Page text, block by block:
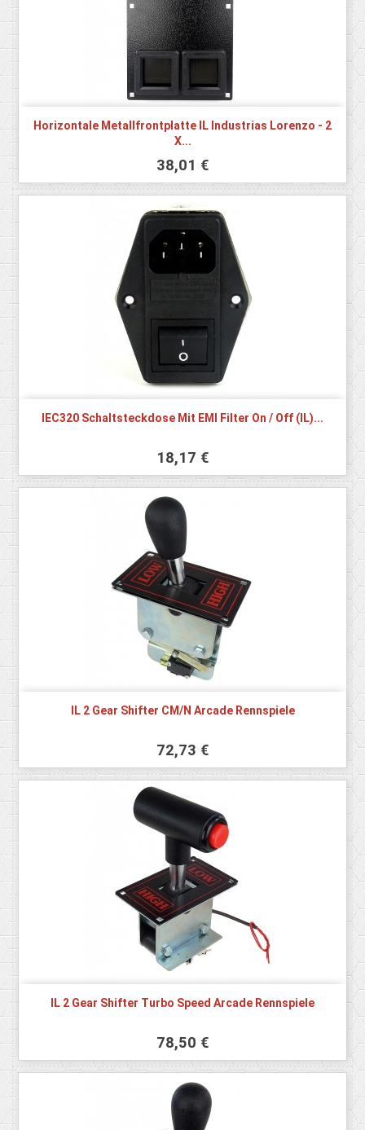
Horizontale Metallfrontplatte IL Industrias Lorenzo - 2
X...
38,01 €
IEC320 Schaltsteckdose Mit EMI Filter On / Off (iL)...
18,17 €
IL 2 Gear Shifter CM/N Arcade Rennspiele
72,73 €
IL 2 Gear Shifter Turbo Speed Arcade Rennspiele
78,50 €